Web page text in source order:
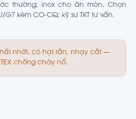
thường; inox cho ăn mòn. Chọn
G7 kèm CO-CQ; kỹ sư TKT tư vấn.
nhớt, có hạt rắn, nhạy cắt —
chống cháy nổ.